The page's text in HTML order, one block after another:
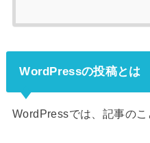
WordPressの投稿とは
WordPressでは、記事のこ